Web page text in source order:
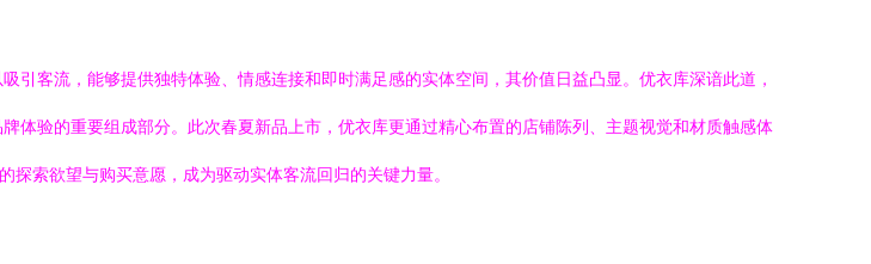
客流，能够提供独特体验、情感连接和即时满足感的实体空间，其价值日益凸显。优衣库深谙此道，
体验的重要组成部分。此次春夏新品上市，优衣库更通过精心布置的店铺陈列、主题视觉和材质触感体
索欲望与购买意愿，成为驱动实体客流回归的关键力量。